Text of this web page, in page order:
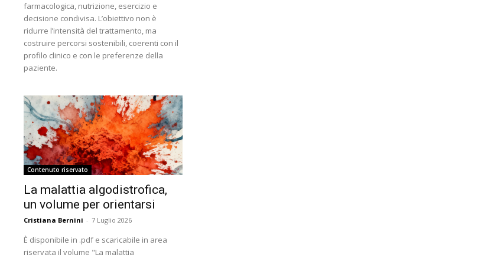
farmacologica, nutrizione, esercizio e
decisione condivisa. L’obiettivo non è
ridurre l’intensità del trattamento, ma
costruire percorsi sostenibili, coerenti con il
profilo clinico e con le preferenze della
paziente.
Contenuto riservato
La malattia algodistrofica,
un volume per orientarsi
Cristiana Bernini - 7 Luglio 2026
È disponibile in .pdf e scaricabile in area
riservata il volume "La malattia